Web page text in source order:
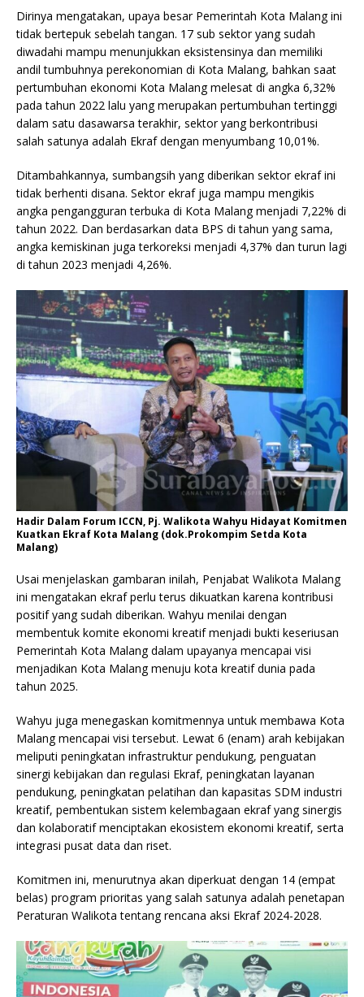
Dirinya mengatakan, upaya besar Pemerintah Kota Malang ini
tidak bertepuk sebelah tangan. 17 sub sektor yang sudah
diwadahi mampu menunjukkan eksistensinya dan memiliki
andil tumbuhnya perekonomian di Kota Malang, bahkan saat
pertumbuhan ekonomi Kota Malang melesat di angka 6,32%
pada tahun 2022 lalu yang merupakan pertumbuhan tertinggi
dalam satu dasawarsa terakhir, sektor yang berkontribusi
salah satunya adalah Ekraf dengan menyumbang 10,01%.
Ditambahkannya, sumbangsih yang diberikan sektor ekraf ini
tidak berhenti disana. Sektor ekraf juga mampu mengikis
angka pengangguran terbuka di Kota Malang menjadi 7,22% di
tahun 2022. Dan berdasarkan data BPS di tahun yang sama,
angka kemiskinan juga terkoreksi menjadi 4,37% dan turun lagi
di tahun 2023 menjadi 4,26%.
Hadir Dalam Forum ICCN, Pj. Walikota Wahyu Hidayat Komitmen
Kuatkan Ekraf Kota Malang (dok.Prokompim Setda Kota
Malang)
Usai menjelaskan gambaran inilah, Penjabat Walikota Malang
ini mengatakan ekraf perlu terus dikuatkan karena kontribusi
positif yang sudah diberikan. Wahyu menilai dengan
membentuk komite ekonomi kreatif menjadi bukti keseriusan
Pemerintah Kota Malang dalam upayanya mencapai visi
menjadikan Kota Malang menuju kota kreatif dunia pada
tahun 2025.
Wahyu juga menegaskan komitmennya untuk membawa Kota
Malang mencapai visi tersebut. Lewat 6 (enam) arah kebijakan
meliputi peningkatan infrastruktur pendukung, penguatan
sinergi kebijakan dan regulasi Ekraf, peningkatan layanan
pendukung, peningkatan pelatihan dan kapasitas SDM industri
kreatif, pembentukan sistem kelembagaan ekraf yang sinergis
dan kolaboratif menciptakan ekosistem ekonomi kreatif, serta
integrasi pusat data dan riset.
Komitmen ini, menurutnya akan diperkuat dengan 14 (empat
belas) program prioritas yang salah satunya adalah penetapan
Peraturan Walikota tentang rencana aksi Ekraf 2024-2028.